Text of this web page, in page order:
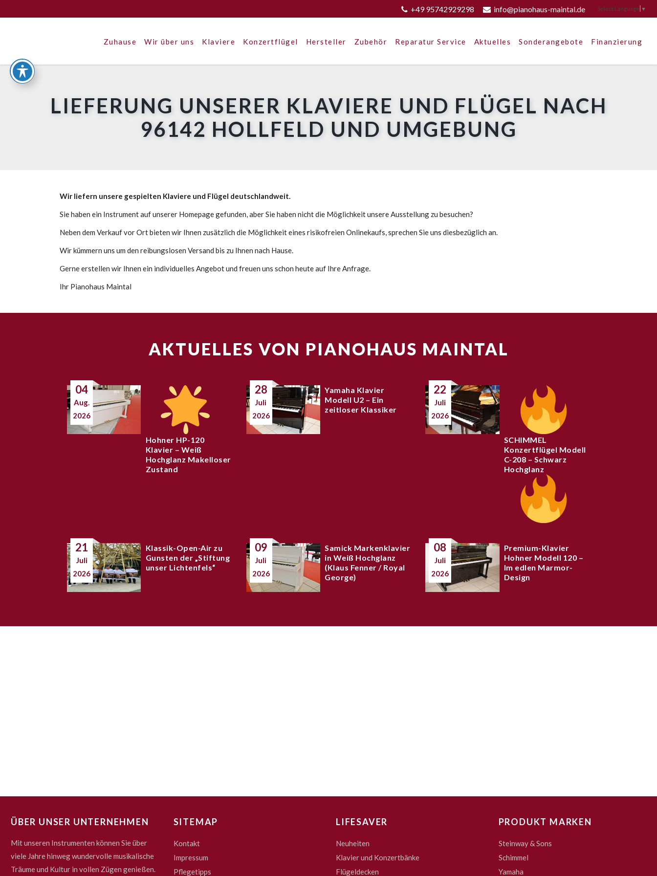
+49 95742929298 info@pianohaus-maintal.de Select Language ▼
Zuhause Wir über uns Klaviere Konzertflügel Hersteller Zubehör Reparatur Service Aktuelles Sonderangebote Finanzierung
LIEFERUNG UNSERER KLAVIERE UND FLÜGEL NACH
96142 HOLLFELD UND UMGEBUNG
Wir liefern unsere gespielten Klaviere und Flügel deutschlandweit.
Sie haben ein Instrument auf unserer Homepage gefunden, aber Sie haben nicht die Möglichkeit unsere Ausstellung zu besuchen?
Neben dem Verkauf vor Ort bieten wir Ihnen zusätzlich die Möglichkeit eines risikofreien Onlinekaufs, sprechen Sie uns diesbezüglich an.
Wir kümmern uns um den reibungslosen Versand bis zu Ihnen nach Hause.
Gerne erstellen wir Ihnen ein individuelles Angebot und freuen uns schon heute auf Ihre Anfrage.
Ihr Pianohaus Maintal
AKTUELLES VON PIANOHAUS MAINTAL
04
Aug.
2026
Hohner HP-120
Klavier – Weiß
Hochglanz Makelloser
Zustand
28
Juli
2026
Yamaha Klavier
Modell U2 – Ein
zeitloser Klassiker
22
Juli
2026
SCHIMMEL
Konzertflügel Modell
C-208 – Schwarz
Hochglanz
21
Juli
2026
Klassik-Open-Air zu
Gunsten der „Stiftung
unser Lichtenfels“
09
Juli
2026
Samick Markenklavier
in Weiß Hochglanz
(Klaus Fenner / Royal
George)
08
Juli
2026
Premium-Klavier
Hohner Modell 120 –
Im edlen Marmor-
Design
ÜBER UNSER UNTERNEHMEN
Mit unseren Instrumenten können Sie über
viele Jahre hinweg wundervolle musikalische
Träume und Kultur in vollen Zügen genießen.
SITEMAP
Kontakt
Impressum
Pflegetipps
LIFESAVER
Neuheiten
Klavier und Konzertbänke
Flügeldecken
PRODUKT MARKEN
Steinway & Sons
Schimmel
Yamaha